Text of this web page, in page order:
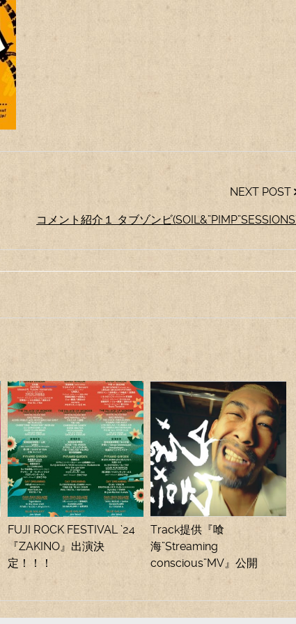
NEXT POST
コメント紹介１ タブゾンビ
FUJI ROCK FESTIVAL ’24
『ZAKINO』出演決
定！！！
Track提供『喰
海”Streaming
conscious”MV』公開